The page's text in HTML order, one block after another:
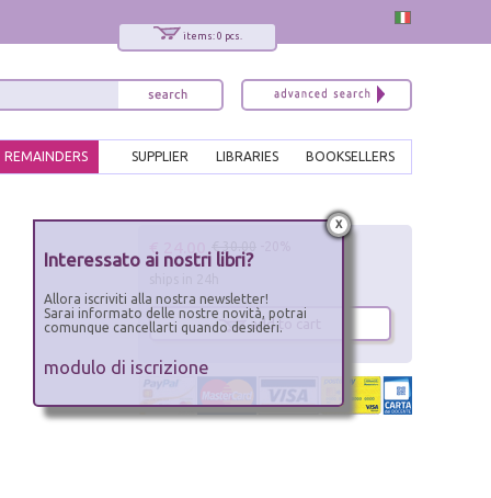
items: 0 pcs.
BOOKSELLERS
LIBRARIES
SUPPLIER
REMAINDERS
€ 24.00
add to cart
x
Interessato ai nostri libri?
Allora iscriviti alla nostra newsletter!
Sarai informato delle nostre novità, potrai
comunque cancellarti quando desideri.
modulo di iscrizione